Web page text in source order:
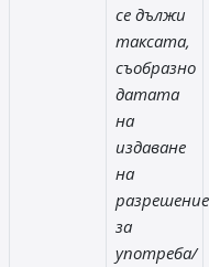
се дължи
таксата,
съобразно
датата
на
издаване
на
за
употреба/